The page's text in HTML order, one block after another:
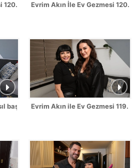
120. Bölüm - Sevinç Erbulak
Evrim Akın İle Ev Gezmesi 120.
başladığını anlattı!
Evrim Akın ile Ev Gezmesi 119.